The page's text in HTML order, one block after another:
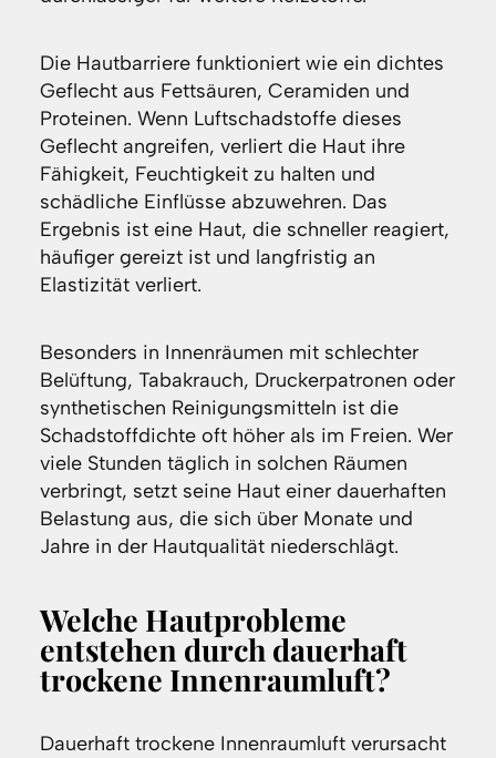
Die Hautbarriere funktioniert wie ein dichtes
Geflecht aus Fettsäuren, Ceramiden und
Proteinen. Wenn Luftschadstoffe dieses
Geflecht angreifen, verliert die Haut ihre
Fähigkeit, Feuchtigkeit zu halten und
schädliche Einflüsse abzuwehren. Das
Ergebnis ist eine Haut, die schneller reagiert,
häufiger gereizt ist und langfristig an
Elastizität verliert.
Besonders in Innenräumen mit schlechter
Belüftung, Tabakrauch, Druckerpatronen oder
synthetischen Reinigungsmitteln ist die
Schadstoffdichte oft höher als im Freien. Wer
viele Stunden täglich in solchen Räumen
verbringt, setzt seine Haut einer dauerhaften
Belastung aus, die sich über Monate und
Jahre in der Hautqualität niederschlägt.
Welche Hautprobleme
entstehen durch dauerhaft
trockene Innenraumluft?
Dauerhaft trockene Innenraumluft verursacht